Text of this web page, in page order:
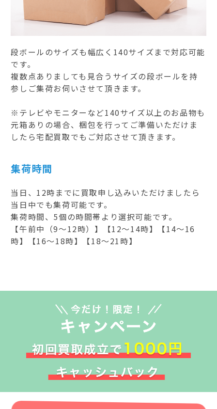
段ボールのサイズも幅広く140サイズまで対応可能
です。
複数点ありましても見合うサイズの段ボールを持
参しご集荷お伺いさせて頂きます。
※テレビやモニターなど140サイズ以上のお品物も
元箱ありの場合、梱包を行ってご準備いただけま
したら宅配買取でもご対応させて頂きます。
集荷時間
当日、12時までに買取申し込みいただけましたら
当日中でも集荷可能です。
集荷時間、5個の時間帯より選択可能です。
【午前中（9～12時）】【12～14時】【14～16
時】【16～18時】【18～21時】